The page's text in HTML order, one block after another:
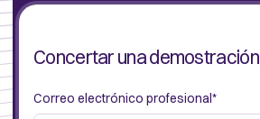
Concertar una demostración
Correo electrónico profesional*